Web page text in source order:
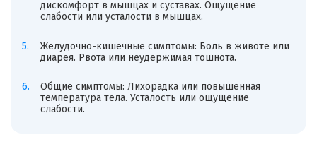
дискомфорт в мышцах и суставах. Ощущение
слабости или усталости в мышцах.
Желудочно-кишечные симптомы: Боль в животе или
диарея. Рвота или неудержимая тошнота.
Общие симптомы: Лихорадка или повышенная
температура тела. Усталость или ощущение
слабости.